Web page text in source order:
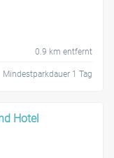
0.9 km entfernt
Mindestparkdauer 1 Tag
Hotel